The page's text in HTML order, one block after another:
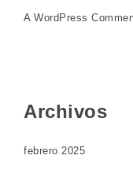
A WordPress
Archivos
febrero 2025